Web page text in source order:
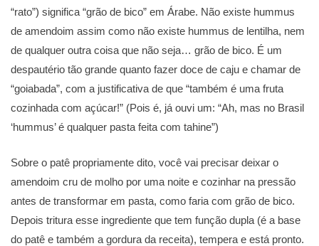
“rato”) significa “grão de bico” em Árabe. Não existe hummus
de amendoim assim como não existe hummus de lentilha, nem
de qualquer outra coisa que não seja… grão de bico. É um
despautério tão grande quanto fazer doce de caju e chamar de
“goiabada”, com a justificativa de que “também é uma fruta
cozinhada com açúcar!” (Pois é, já ouvi um: “Ah, mas no Brasil
‘hummus’ é qualquer pasta feita com tahine”)
Sobre o patê propriamente dito, você vai precisar deixar o
amendoim cru de molho por uma noite e cozinhar na pressão
antes de transformar em pasta, como faria com grão de bico.
Depois tritura esse ingrediente que tem função dupla (é a base
do patê e também a gordura da receita), tempera e está pronto.